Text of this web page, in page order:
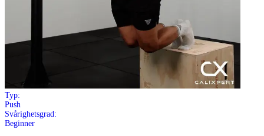
Typ:
Push
Svårighetsgrad:
Beginner